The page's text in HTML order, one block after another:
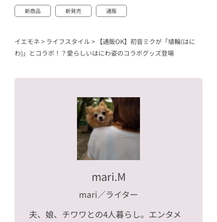
新商品 新発売 通販
イエモネ > ライフスタイル> 【通販OK】初音ミクが「埴輪(はに
わ)」とコラボ！？愛らしいはにわ姿のコラボグッズ登場
mari.M
mari／ライター
夫、娘、チワワとの4人暮らし。エンタメ